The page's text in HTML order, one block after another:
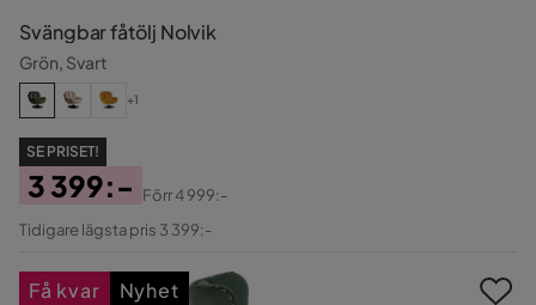
Svängbar fåtölj Nolvik
Grön, Svart
+1
SE PRISET!
Pris
3 399:-
Original
Förr4 999:-
Tidigare lägsta pris 3 399:-
Få kvar Nyhet